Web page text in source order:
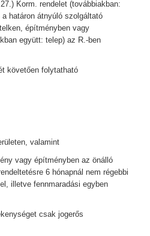
Korm. rendelet (továbbiakban:
határon átnyúló szolgáltató
építményben vagy
együtt: telep) az R.-ben
követően folytatható
valamint
vagy építményben az önálló
6 hónapnál nem régebbi
illetve fennmaradási egyben
csak jogerős